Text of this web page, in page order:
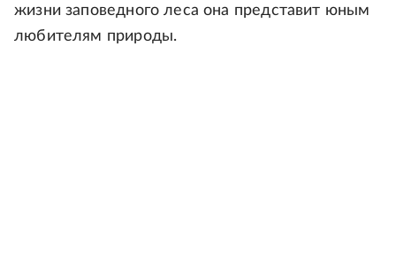
жизни заповедного леса она представит юным
любителям природы.